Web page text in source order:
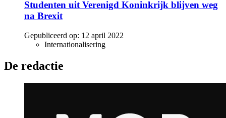
Studenten uit Verenigd Koninkrijk blijven weg
na Brexit
Gepubliceerd op: 12 april 2022
Internationalisering
De redactie